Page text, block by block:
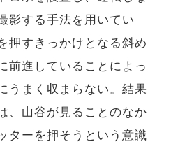
影する手法を用いてい
押すきっかけとなる斜め
前進していることによっ
うまく収まらない。結果
、山谷が見ることのなか
ターを押そうという意識